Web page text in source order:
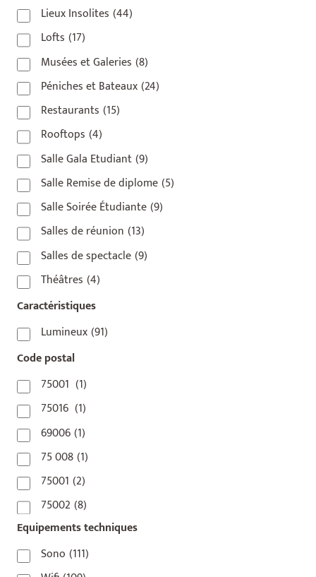
Lieux Insolites (44)
Lofts (17)
Musées et Galeries (8)
Péniches et Bateaux(24)
Restaurants (15)
Rooftops (4)
Salle Gala Etudiant(9)
Salle Remise de diplome(5)
Salle Soirée Étudiante(9)
Salles de réunion (13)
Salles de spectacle(9)
Théâtres (4)
Caractéristiques
Lumineux(91)
Code postal
75001 (1)
75016 (1)
69006(1)
75 008(1)
75001 (2)
75002 (8)
75003(1)
75004(2)
Equipements techniques
Sono (111)